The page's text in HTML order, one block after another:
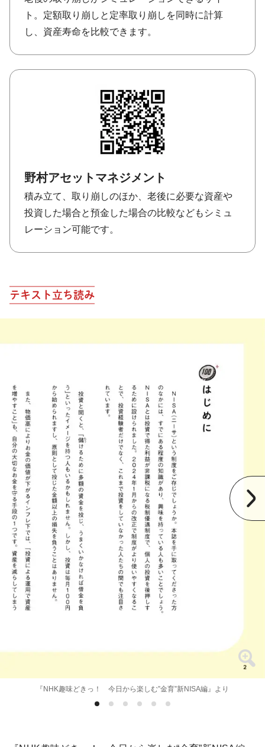
ト。定額取り崩しと定率取り崩しを同時に計算
し、資産寿命を比較できます。
野村アセットマネジメント
積み立て、取り崩しのほか、老後に必要な資産や
投資した場合と預金した場合の比較などもシミュ
レーション可能です。
テキスト立ち読み
『NHK趣味どきっ！ 今日から楽しむ”金育”新NISA編』より